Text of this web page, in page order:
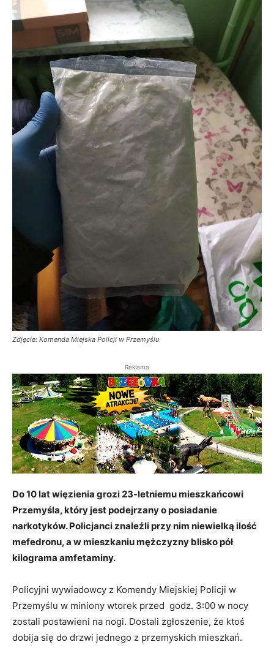
Zdjęcie: Komenda Miejska Policji w Przemyślu
Reklama
Do 10 lat więzienia grozi 23-letniemu mieszkańcowi
Przemyśla, który jest podejrzany o posiadanie
narkotyków. Policjanci znaleźli przy nim niewielką ilość
mefedronu, a w mieszkaniu mężczyzny blisko pół
kilograma amfetaminy.
Policyjni wywiadowcy z Komendy Miejskiej Policji w
Przemyślu w miniony wtorek przed godz. 3:00 w nocy
zostali postawieni na nogi. Dostali zgłoszenie, że ktoś
dobija się do drzwi jednego z przemyskich mieszkań.